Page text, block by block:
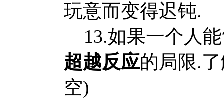
玩意而变得迟钝.
13.如果一个人
超越反应的局限.
空)